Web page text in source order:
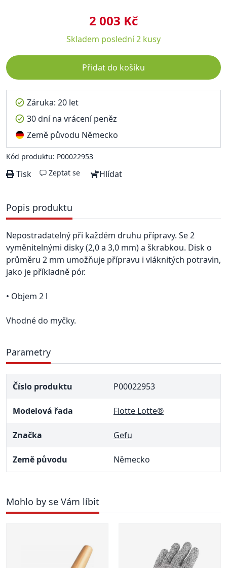
2 003 Kč
Skladem poslední 2 kusy
Přidat do košíku
Záruka: 20 let
30 dní na vrácení peněz
Země původu Německo
Kód produktu: P00022953
Tisk Zeptat se Hlídat
Popis produktu
Nepostradatelný při každém druhu přípravy. Se 2
vyměnitelnými disky (2,0 a 3,0 mm) a škrabkou. Disk o
průměru 2 mm umožňuje přípravu i vláknitých potravin,
jako je příkladně pór.
• Objem 2 l
Vhodné do myčky.
Parametry
Číslo produktu P00022953
Modelová řada Flotte Lotte®
Značka Gefu
Země původu Německo
Mohlo by se Vám líbit